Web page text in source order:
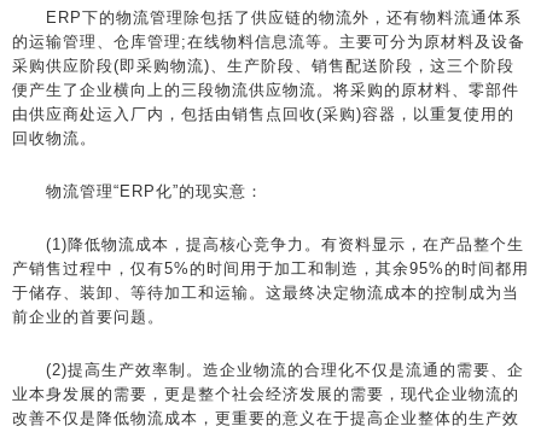
ERP下的物流管理除包括了供应链的物流外，还有物料流通体系
的运输管理、仓库管理;在线物料信息流等。主要可分为原材料及设备
采购供应阶段(即采购物流)、生产阶段、销售配送阶段，这三个阶段
便产生了企业横向上的三段物流供应物流。将采购的原材料、零部件
由供应商处运入厂内，包括由销售点回收(采购)容器，以重复使用的
回收物流。
物流管理“ERP化”的现实意：
(1)降低物流成本，提高核心竞争力。有资料显示，在产品整个生
产销售过程中，仅有5%的时间用于加工和制造，其余95%的时间都用
于储存、装卸、等待加工和运输。这最终决定物流成本的控制成为当
前企业的首要问题。
(2)提高生产效率制。造企业物流的合理化不仅是流通的需要、企
业本身发展的需要，更是整个社会经济发展的需要，现代企业物流的
改善不仅是降低物流成本，更重要的意义在于提高企业整体的生产效